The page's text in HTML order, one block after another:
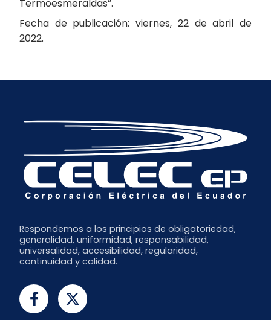
Termoesmeraldas”.
Fecha de publicación: viernes, 22 de abril de
2022.
Respondemos a los principios de obligatoriedad,
generalidad, uniformidad, responsabilidad,
universalidad, accesibilidad, regularidad,
continuidad y calidad.